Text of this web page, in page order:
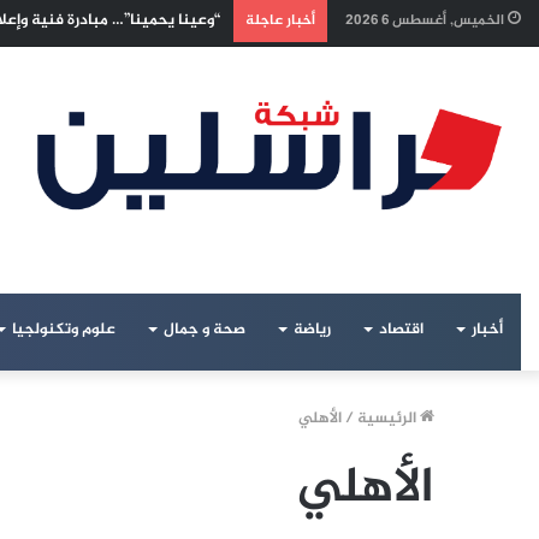
الخميس, أغسطس 6 2026 أخبار عاجلة إسرائيليون غادروا بلا رجعة:
أخبار اقتصاد رياضة صحة و جمال علوم وتكنولجيا
الرئيسية /الأهلي
الأهلي